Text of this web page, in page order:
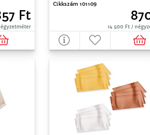
Ft
Cikkszám 101109
14 500 Ft /